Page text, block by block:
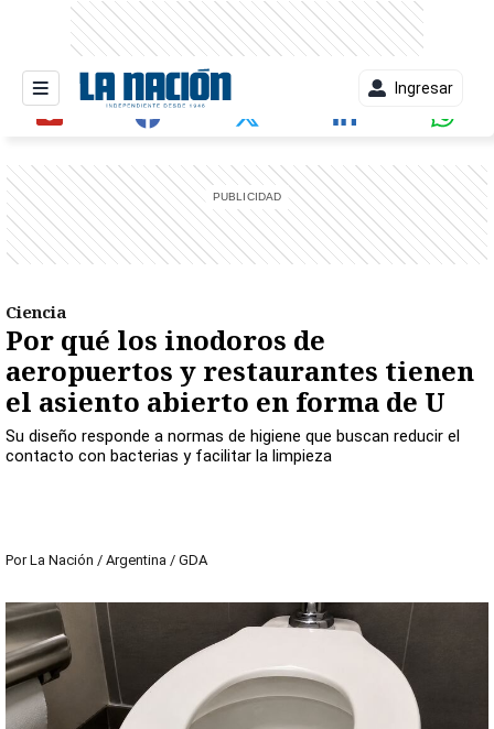
Ingresar
Ciencia
Por qué los inodoros de
aeropuertos y restaurantes tienen
el asiento abierto en forma de U
Su diseño responde a normas de higiene que buscan reducir el
contacto con bacterias y facilitar la limpieza
Por La Nación / Argentina / GDA